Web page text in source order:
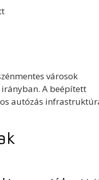
városok
A beépített
autózás